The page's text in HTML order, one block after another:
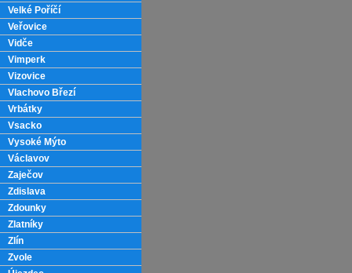
Velké Poříčí
Veřovice
Vidče
Vimperk
Vizovice
Vlachovo Březí
Vrbátky
Vsacko
Vysoké Mýto
Václavov
Zaječov
Zdislava
Zdounky
Zlatníky
Zlín
Zvole